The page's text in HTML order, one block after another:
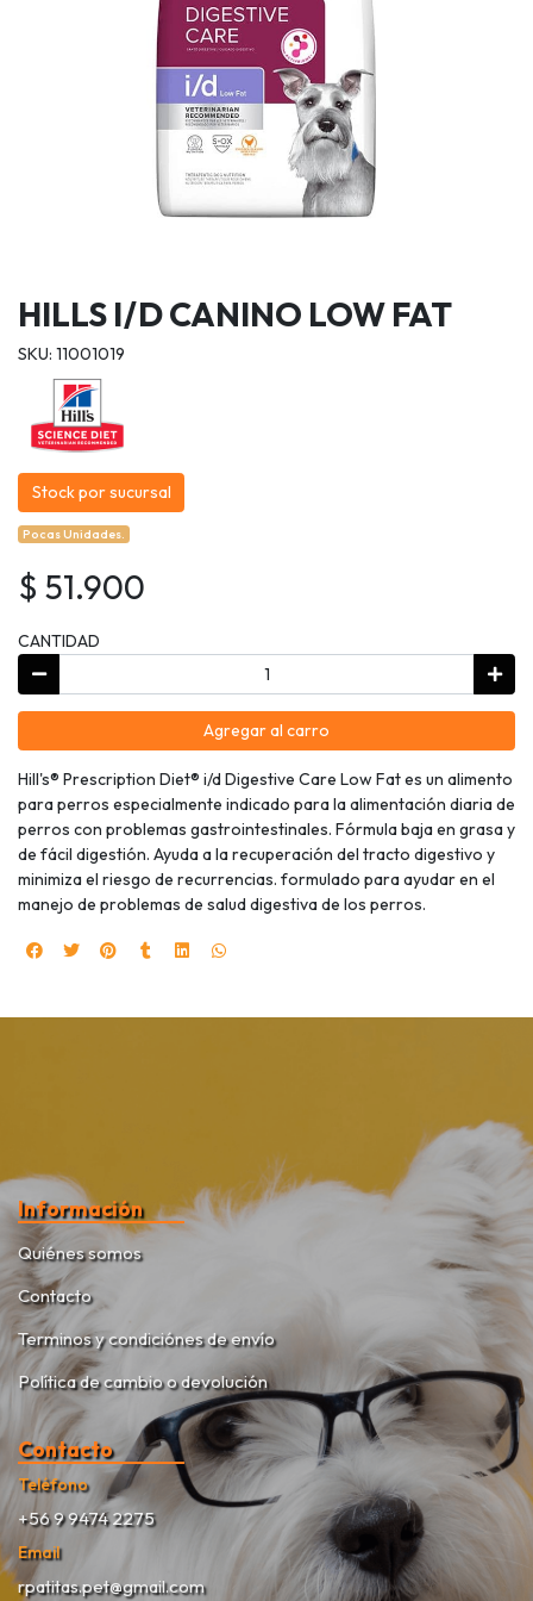
HILLS I/D CANINO LOW FAT
SKU: 11001019
Stock por sucursal
Pocas Unidades.
$ 51.900
CANTIDAD
Agregar al carro
Hill's® Prescription Diet® i/d Digestive Care Low Fat es un alimento
para perros especialmente indicado para la alimentación diaria de
perros con problemas gastrointestinales. Fórmula baja en grasa y
de fácil digestión. Ayuda a la recuperación del tracto digestivo y
minimiza el riesgo de recurrencias. formulado para ayudar en el
manejo de problemas de salud digestiva de los perros.
Información
Quiénes somos
Contacto
Terminos y condiciónes de envío
Política de cambio o devolución
Contacto
Teléfono
+56 9 9474 2275
Email
rpatitas.pet@gmail.com